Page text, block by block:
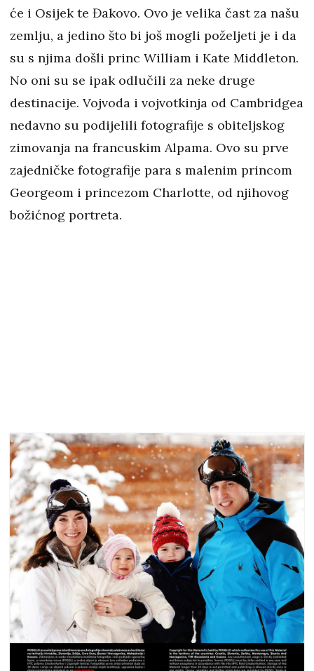
će i Osijek te Đakovo. Ovo je velika čast za našu
zemlju, a jedino što bi još mogli poželjeti je i da
su s njima došli princ William i Kate Middleton.
No oni su se ipak odlučili za neke druge
destinacije. Vojvoda i vojvotkinja od Cambridgea
nedavno su podijelili fotografije s obiteljskog
zimovanja na francuskim Alpama. Ovo su prve
zajedničke fotografije para s malenim princom
Georgeom i princezom Charlotte, od njihovog
božićnog portreta.